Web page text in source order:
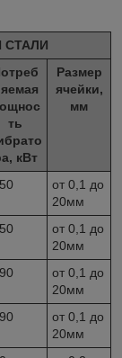
СТАЛИ
ть
кВт
Размер
ячейки,
мм
от 0,1 до
20мм
от 0,1 до
20мм
от 0,1 до
20мм
от 0,1 до
20мм